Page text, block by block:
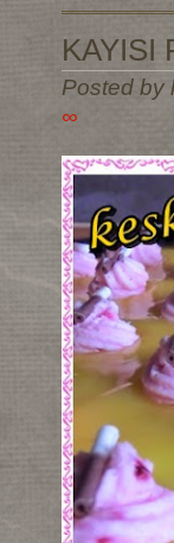
KAYISI
Posted by
∞